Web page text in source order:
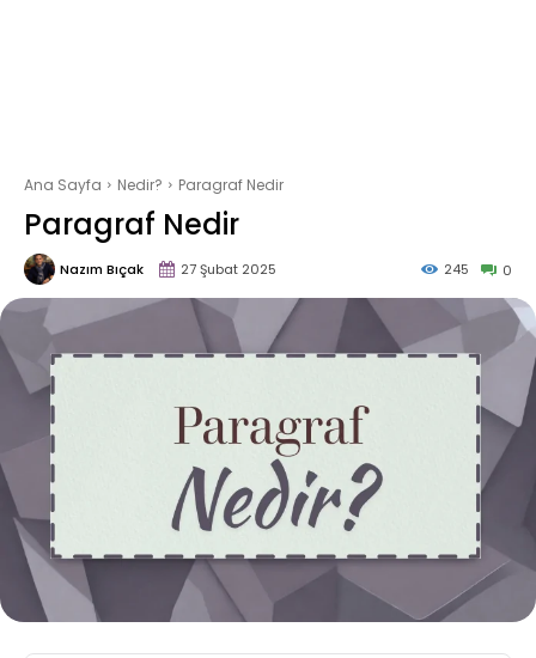
Ana Sayfa Nedir? Paragraf Nedir
Paragraf Nedir
Nazım Bıçak 27 Şubat 2025 0
245